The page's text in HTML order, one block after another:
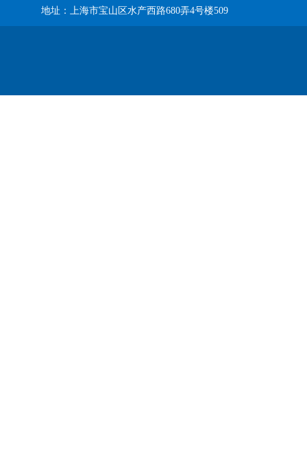
地址：上海市宝山区水产西路680弄4号楼509